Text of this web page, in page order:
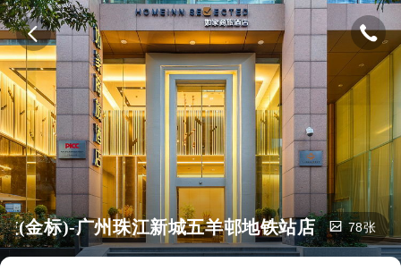
旅(金标)-广州珠江新城五羊邨地铁站店 78张